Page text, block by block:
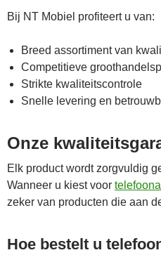
Bij NT Mobiel profiteert u van:
Breed assortiment van
Competitieve
Strikte kwaliteitscontrole
Snelle levering en
Onze
Elk product wordt zorgvuldig
Wanneer u kiest voor
zeker van producten die aan
Hoe bestelt u